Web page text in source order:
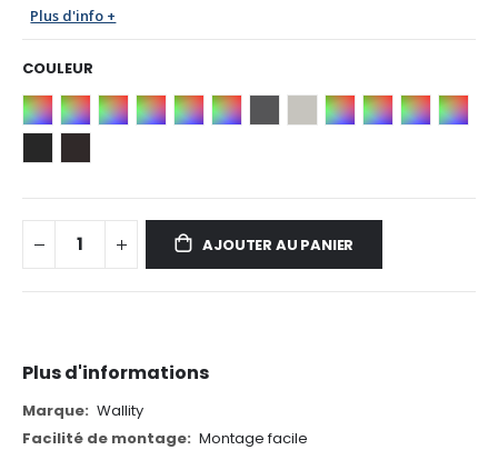
Plus d'info +
COULEUR
AJOUTER AU PANIER
Plus d'informations
Plus
d'informations
Wallity
Montage facile